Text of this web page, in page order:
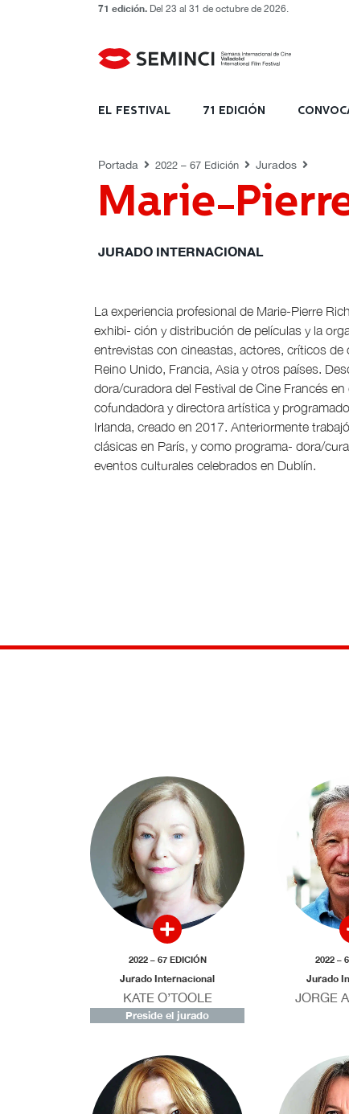
71 edición. Del 23 al 31 de octubre de 2026.
EL FESTIVAL 71 EDICIÓN
Portada 2022 – 67 Edición Jurados
Marie-
JURADO INTERNACIONAL
JURADOS
La experiencia profesional de Marie-Pierre
exhibi- ción y distribución de películas y la
entrevistas con cineastas, actores, críticos
Reino Unido, Francia, Asia y otros países.
dora/curadora del Festival de Cine Francés
cofundadora y directora artística y
Irlanda, creado en 2017. Anteriormente
clásicas en París, y como programa- dora/
eventos culturales celebrados en Dublín.
2022 – 67 EDICIÓN
Jurado Internacional
KATE O’TOOLE
Preside el jurado
2022 –
Jurado
JORGE